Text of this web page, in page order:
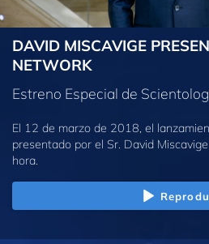
DAVID MISCAVIGE
NETWORK
Estreno Especial de
El 12 de marzo de 2018, el
presentado por el Sr. David
hora.